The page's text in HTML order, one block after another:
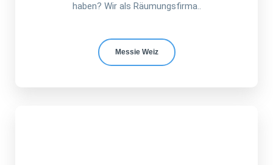
haben? Wir als Räumungsfirma..
Messie Weiz